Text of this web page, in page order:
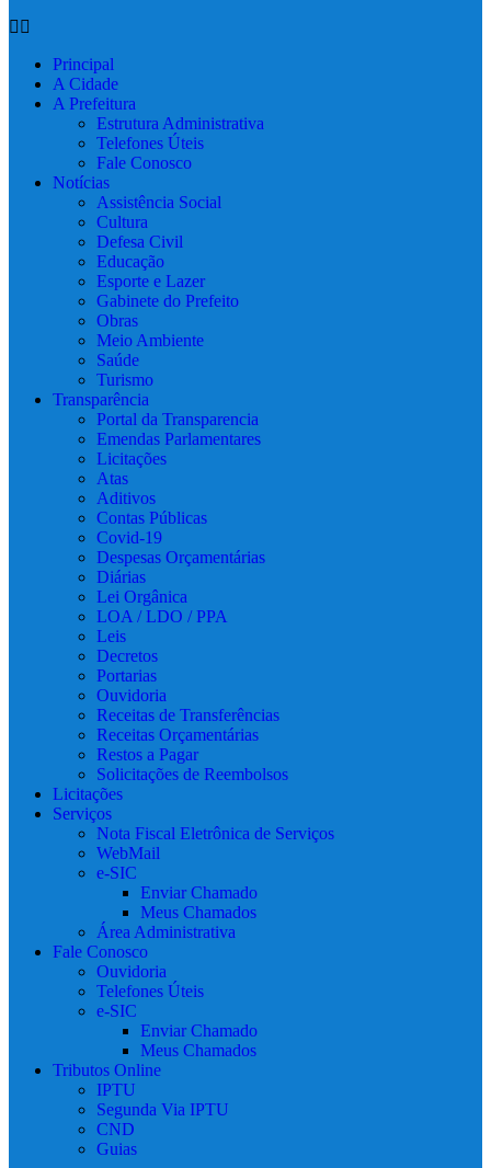
Principal
A Cidade
A Prefeitura
Estrutura Administrativa
Telefones Úteis
Fale Conosco
Notícias
Assistência Social
Cultura
Defesa Civil
Educação
Esporte e Lazer
Gabinete do Prefeito
Obras
Meio Ambiente
Saúde
Turismo
Transparência
Portal da Transparencia
Emendas Parlamentares
Licitações
Atas
Aditivos
Contas Públicas
Covid-19
Despesas Orçamentárias
Diárias
Lei Orgânica
LOA / LDO / PPA
Leis
Decretos
Portarias
Ouvidoria
Receitas de Transferências
Receitas Orçamentárias
Restos a Pagar
Solicitações de Reembolsos
Licitações
Serviços
Nota Fiscal Eletrônica de Serviços
WebMail
e-SIC
Enviar Chamado
Meus Chamados
Área Administrativa
Fale Conosco
Ouvidoria
Telefones Úteis
e-SIC
Enviar Chamado
Meus Chamados
Tributos Online
IPTU
Segunda Via IPTU
CND
Guias